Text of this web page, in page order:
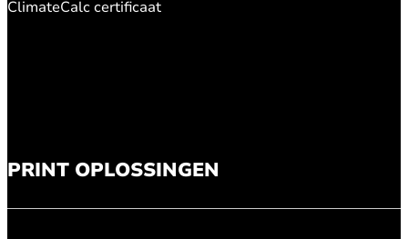
PRINT OPLOSSINGEN
ClimateCalc certificaat